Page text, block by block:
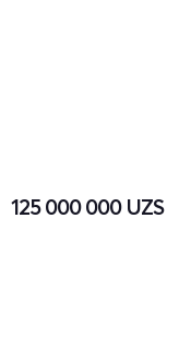
125 000 000 UZS